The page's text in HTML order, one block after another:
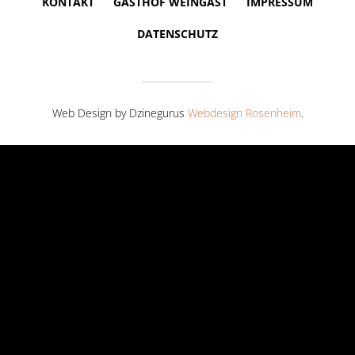
DATENSCHUTZ
Web Design by Dzinegurus Webdesign Rosenheim.